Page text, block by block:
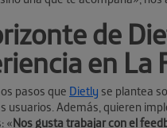
de
en La
pasos que Dietly se plantea
usuarios. Además, quieren
«Nos gusta trabajar con el